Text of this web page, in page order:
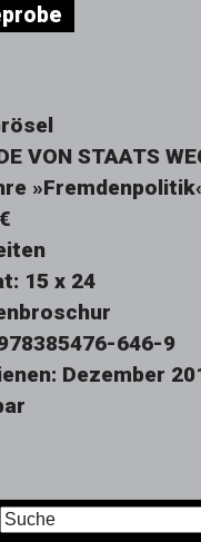
VON STAATS
15 x 24
646-9
Dezember